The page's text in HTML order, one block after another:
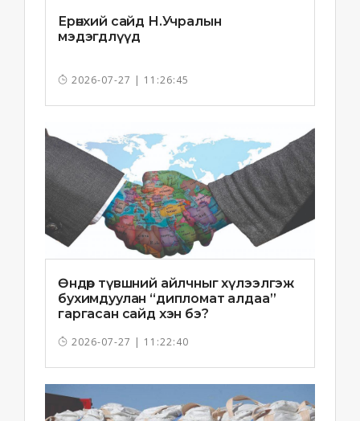
Ерөнхий сайд Н.Учралын
мэдэгдлүүд
2026-07-27 | 11:26:45
Өндөр түвшний айлчныг хүлээлгэж
бухимдуулан “дипломат алдаа”
гаргасан сайд хэн бэ?
2026-07-27 | 11:22:40